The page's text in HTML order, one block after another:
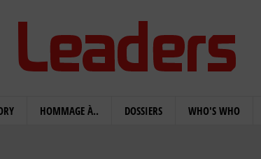
HOMMAGE À.. DOSSIERS WHO'S WHO